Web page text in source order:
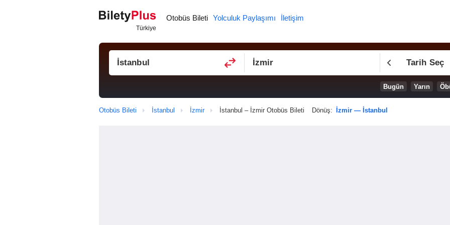
Otobüs Bileti Yolculuk Paylaşımı İletişim
Tarih Seç
Bugün Yarın
Otobüs Bileti İstanbul İzmir İstanbul – İzmir Otobüs Bileti Dönüş: İzmir — İstanbul